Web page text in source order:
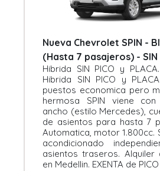
Nueva Chevrolet SPIN -
(Hasta 7 pasajeros) - SIN
Hibrida SIN PICO y
Hibrida SIN PICO y
puestos economica pero
hermosa SPIN viene
ancho (estilo Mercedes),
de asientos para hasta 7
Automatica, motor 1.800cc.
acondicionado
asientos traseros. Alquiler
en Medellin. EXENTA de